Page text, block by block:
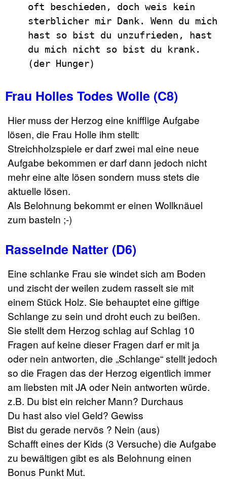
oft beschieden, doch weis kein
sterblicher mir Dank. Wenn du mich
hast so bist du unzufrieden, hast
du mich nicht so bist du krank.
(der Hunger)
Frau Holles Todes Wolle (C8)
Hier muss der Herzog eine knifflige Aufgabe
lösen, die Frau Holle ihm stellt:
Streichholzspiele er darf zwei mal eine neue
Aufgabe bekommen er darf dann jedoch nicht
mehr eine alte lösen sondern muss stets die
aktuelle lösen.
Als Belohnung bekommt er einen Wollknäuel
zum basteln ;-)
Rasselnde Natter (D6)
Eine schlanke Frau sie windet sich am Boden
und zischt der weilen zudem rasselt sie mit
einem Stück Holz. Sie behauptet eine giftige
Schlange zu sein und droht euch zu beißen.
Sie stellt dem Herzog schlag auf Schlag 10
Fragen auf keine dieser Fragen darf er mit ja
oder nein antworten, die „Schlange“ stellt jedoch
so die Fragen das der Herzog eigentlich immer
am liebsten mit JA oder Nein antworten würde.
z.B. Du bist ein reicher Mann? Durchaus
Du hast also viel Geld? Gewiss
Bist du gerade nervös ? Nein (aus)
Schafft eines der Kids (3 Versuche) die Aufgabe
zu bewältigen gibt es als Belohnung einen
Bonus Punkt Mut.